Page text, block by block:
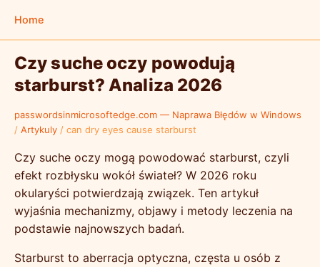
Home
Czy suche oczy powodują
starburst? Analiza 2026
passwordsinmicrosoftedge.com — Naprawa Błędów w Windows
/ Artykuly / can dry eyes cause starburst
Czy suche oczy mogą powodować starburst, czyli
efekt rozbłysku wokół świateł? W 2026 roku
okularyści potwierdzają związek. Ten artykuł
wyjaśnia mechanizmy, objawy i metody leczenia na
podstawie najnowszych badań.
Starburst to aberracja optyczna, częsta u osób z